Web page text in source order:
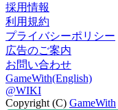
採用情報
利用規約
プライバシーポリシー
広告のご案内
お問い合わせ
GameWith(English)
@WIKI
Copyright (C) GameWith